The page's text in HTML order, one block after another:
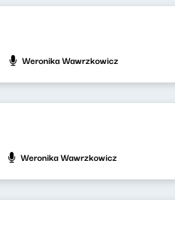
Weronika Wawrzkowicz
Weronika Wawrzkowicz